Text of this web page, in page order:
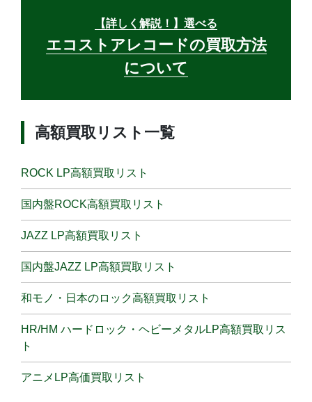
【詳しく解説！】選べる
エコストアレコードの買取方法
について
高額買取リスト一覧
ROCK LP高額買取リスト
国内盤ROCK高額買取リスト
JAZZ LP高額買取リスト
国内盤JAZZ LP高額買取リスト
和モノ・日本のロック高額買取リスト
HR/HM ハードロック・ヘビーメタルLP高額買取リス
ト
アニメLP高価買取リスト